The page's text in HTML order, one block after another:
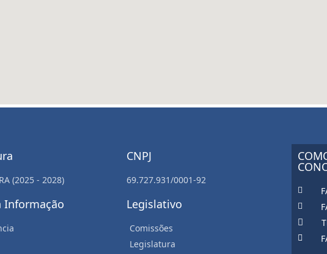
(2025 - 2028)
Informação
CNPJ
69.727.931/0001-92
Legislativo
Comissões
Legislatura